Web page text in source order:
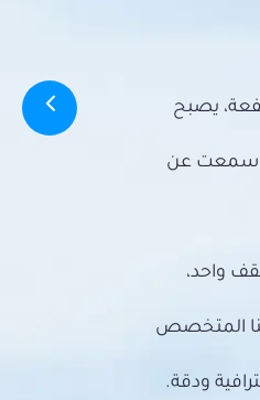
يصبح
سمعت عن
واحد،
المتخصص
ودقة.